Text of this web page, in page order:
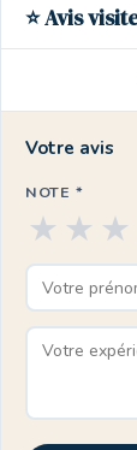
⭐ Avis
Votre avis
NOTE *
★
★
★